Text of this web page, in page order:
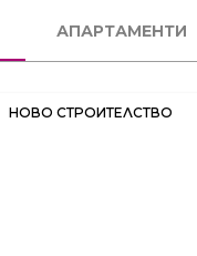
АПАРТАМЕНТИ
НОВО СТРОИТЕЛСТВО